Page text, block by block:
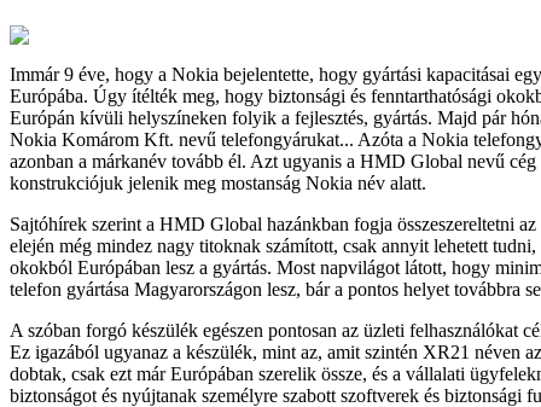
Immár 9 éve, hogy a Nokia bejelentette, hogy gyártási kapacitásai
Európába. Úgy ítélték meg, hogy biztonsági és fenntarthatósági
Európán kívüli helyszíneken folyik a fejlesztés, gyártás. Majd pár
Nokia Komárom Kft. nevű telefongyárukat... Azóta a Nokia
azonban a márkanév tovább él. Azt ugyanis a HMD Global nevű
konstrukciójuk jelenik meg mostanság Nokia név alatt.
Sajtóhírek szerint a HMD Global hazánkban fogja összeszereltetni
elején még mindez nagy titoknak számított, csak annyit lehetett
okokból Európában lesz a gyártás. Most napvilágot látott, hogy
telefon gyártása Magyarországon lesz, bár a pontos helyet továbbra
A szóban forgó készülék egészen pontosan az üzleti felhasználókat
Ez igazából ugyanaz a készülék, mint az, amit szintén XR21 néven
dobtak, csak ezt már Európában szerelik össze, és a vállalati
biztonságot és nyújtanak személyre szabott szoftverek és biztonsági